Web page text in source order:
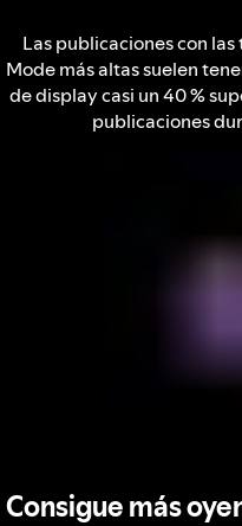
Las publicaciones con
Mode más altas suelen
de display casi un 40 %
publicaciones
Consigue más